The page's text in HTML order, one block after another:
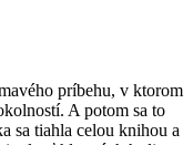
príbehu, v ktorom
A potom sa to
sa tiahla celou knihou a